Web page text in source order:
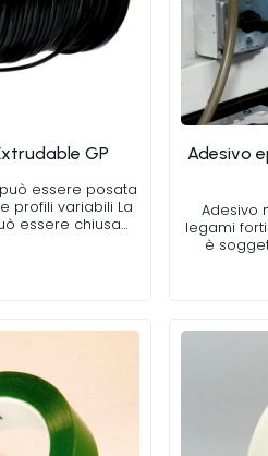
GP
essere posata
profili variabili La
essere chiusa…
Adesivo
Adesivo
legami
è